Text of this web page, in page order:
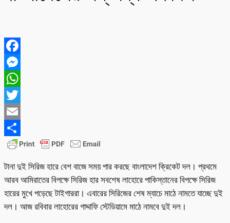
Facebook
Messenger
WhatsApp
Twitter
Email
Share
টানা দুই সিরিজ হারে বেশ বাজে সময় পার করছে বাংলাদেশ ক্রিকেট দল। প্রথমে
আরব আমিরাতের বিপক্ষে সিরিজ হার সবশেষ লাহোরে পাকিস্তানের বিপক্ষে সিরিজ
হারের মুখে পড়েছে টাইগাররা। এবারের সিরিজের শেষ ম্যাচে মাঠে নামতে যাচ্ছে দুই
দল। আজ রবিবার লাহোরের গাদ্দাফি স্টেডিয়ামে মাঠে নামবে দুই দল।